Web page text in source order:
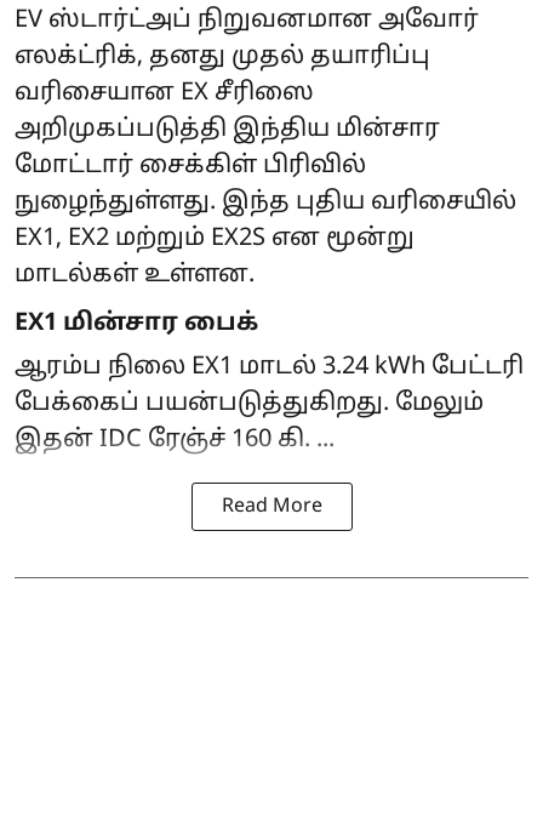
EV ஸ்டார்ட்அப் நிறுவனமான அவோர்
எலக்ட்ரிக், தனது முதல் தயாரிப்பு
வரிசையான EX சீரிஸை
அறிமுகப்படுத்தி இந்திய மின்சார
மோட்டார் சைக்கிள் பிரிவில்
நுழைந்துள்ளது. இந்த புதிய வரிசையில்
EX1, EX2 மற்றும் EX2S என மூன்று
மாடல்கள் உள்ளன.
EX1 மின்சார பைக்
ஆரம்ப நிலை EX1 மாடல் 3.24 kWh பேட்டரி
பேக்கைப் பயன்படுத்துகிறது. மேலும்
இதன் IDC ரேஞ்ச் 160 கி. ...
Read More